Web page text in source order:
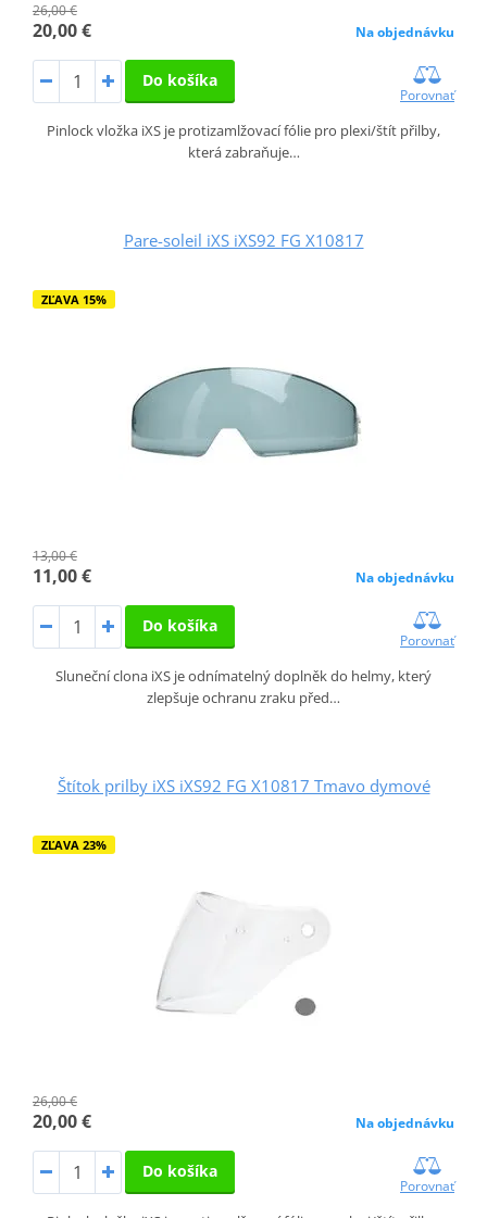
26,00 €
20,00 € Na objednávku
Do košíka
Porovnať
Pinlock vložka iXS je protizamlžovací fólie pro plexi/štít přilby,
která zabraňuje…
Pare-soleil iXS iXS92 FG X10817
ZĽAVA 15%
13,00 €
11,00 € Na objednávku
Do košíka
Porovnať
Sluneční clona iXS je odnímatelný doplněk do helmy, který
zlepšuje ochranu zraku před…
Štítok prilby iXS iXS92 FG X10817 Tmavo dymové
ZĽAVA 23%
26,00 €
20,00 € Na objednávku
Do košíka
Porovnať